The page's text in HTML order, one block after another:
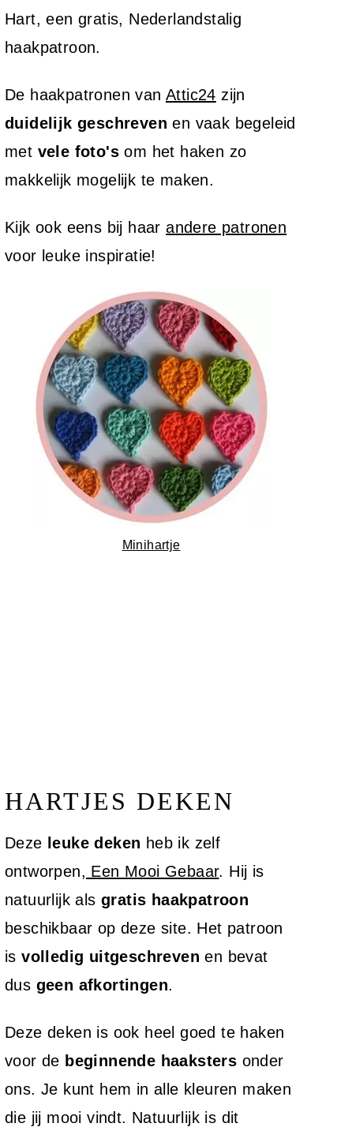
Hart, een gratis, Nederlandstalig
haakpatroon.
De haakpatronen van Attic24 zijn
duidelijk geschreven en vaak begeleid
met vele foto's om het haken zo
makkelijk mogelijk te maken.
Kijk ook eens bij haarandere patronen
voor leuke inspiratie!
Minihartje
HARTJES DEKEN
Deze leuke deken heb ik zelf
ontworpen, Een Mooi Gebaar. Hij is
natuurlijk alsgratis haakpatroon
beschikbaar op deze site. Het patroon
isvolledig uitgeschreven en bevat
dus geen afkortingen.
Deze deken is ook heel goed te haken
voor de beginnende haaksters onder
ons. Je kunt hem in alle kleuren maken
die jij mooi vindt. Natuurlijk is dit